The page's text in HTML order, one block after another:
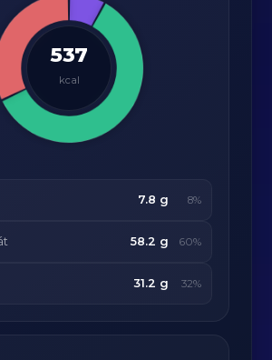
537
kcal
7.8 g 8%
58.2 g 60%
31.2 g 32%